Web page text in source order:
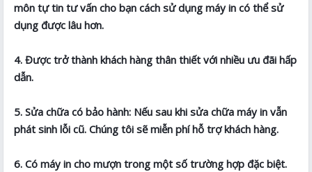
môn tự tin tư vấn cho bạn cách sử dụng máy in có thể sử
dụng được lâu hơn.
4. Được trở thành khách hàng thân thiết với nhiều ưu đãi hấp
dẫn.
5. Sửa chữa có bảo hành: Nếu sau khi sửa chữa máy in vẫn
phát sinh lỗi cũ. Chúng tôi sẽ miễn phí hỗ trợ khách hàng.
6. Có máy in cho mượn trong một số trường hợp đặc biệt.